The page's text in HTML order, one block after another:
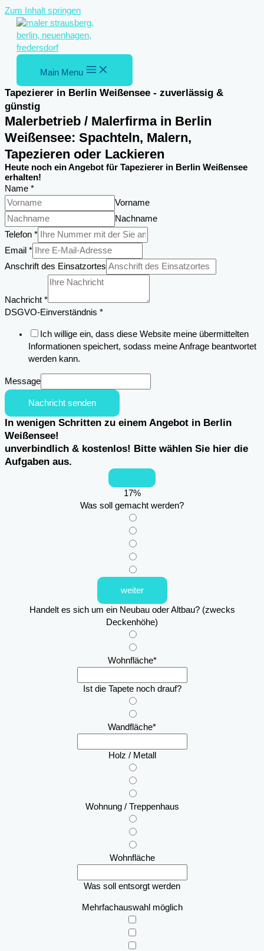
Zum Inhalt springen
Main Menu
Tapezierer in Berlin Weißensee - zuverlässig &
günstig
Malerbetrieb / Malerfirma in Berlin
Weißensee: Spachteln, Malern,
Tapezieren oder Lackieren
Heute noch ein Angebot für Tapezierer in Berlin Weißensee
erhalten!
Name *
Vorname
Nachname
Telefon *
Email *
Anschrift des Einsatzortes
Nachricht *
Anschrift
Einverständnis
Nachricht
DSGVO-Einverständnis *
Ich willige ein, dass diese Website meine übermittelten
Informationen speichert, sodass meine Anfrage beantwortet
werden kann.
Message
Nachricht senden
In wenigen Schritten zu einem Angebot in Berlin
Weißensee!
unverbindlich & kostenlos! Bitte wählen Sie hier die
Aufgaben aus.
17%
Was soll gemacht werden?
weiter
Handelt es sich um ein Neubau oder Altbau? (zwecks
Deckenhöhe)
Wohnfläche*
Ist die Tapete noch drauf?
Wandfläche*
Holz / Metall
Wohnung / Treppenhaus
Wohnfläche
Was soll entsorgt werden
Mehrfachauswahl möglich